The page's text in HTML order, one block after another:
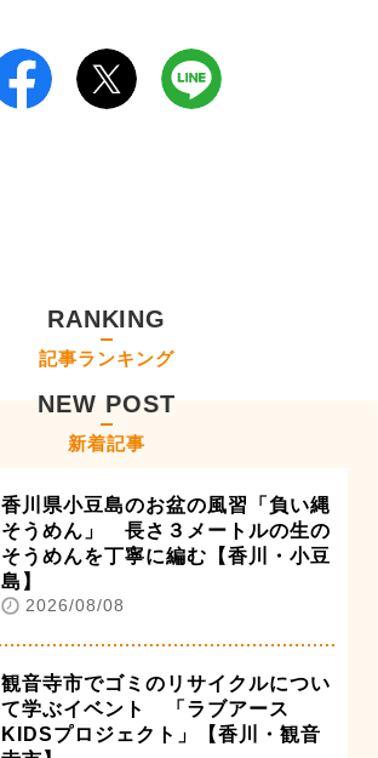
RANKING
記事ランキング
NEW POST
新着記事
香川県小豆島のお盆の風習「負い縄
そうめん」 長さ３メートルの生の
そうめんを丁寧に編む【香川・小豆
島】
2026/08/08
観音寺市でゴミのリサイクルについ
て学ぶイベント 「ラブアース
KIDSプロジェクト」【香川・観音